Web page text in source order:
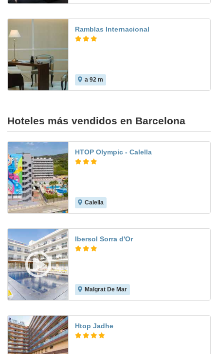
Ramblas Internacional
a 92 m
Hoteles más vendidos en Barcelona
HTOP Olympic - Calella
Calella
Ibersol Sorra d'Or
Malgrat De Mar
Htop Jadhe